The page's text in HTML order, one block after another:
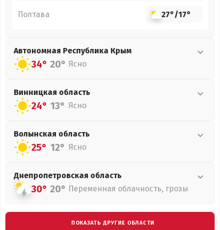
Полтава 27°/17°
Автономная Республика Крым
34° 20° Ясно
Винницкая область
24° 13° Ясно
Волынская область
25° 12° Ясно
Днепропетровская область
30° 20° Переменная облачность, грозы
ПОКАЗАТЬ ДРУГИЕ ОБЛАСТИ